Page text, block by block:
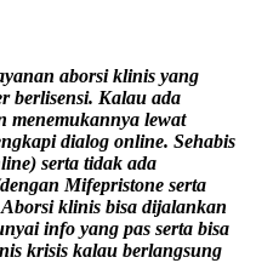
aborsi klinis yang
berlisensi. Kalau ada
menemukannya lewat
dialog online. Sehabis
serta tidak ada
Mifepristone serta
klinis bisa dijalankan
info yang pas serta bisa
krisis kalau berlangsung